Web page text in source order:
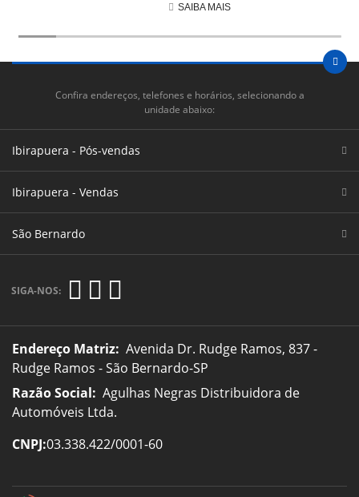
SAIBA MAIS
Confira endereços, telefones e horários, selecionando a
unidade abaixo:
Ibirapuera - Pós-vendas
Ibirapuera - Vendas
São Bernardo
SIGA-NOS:
Endereço Matriz: Avenida Dr. Rudge Ramos, 837 -
Rudge Ramos - São Bernardo-SP
Razão Social: Agulhas Negras Distribuidora de
Automóveis Ltda.
CNPJ:03.338.422/0001-60